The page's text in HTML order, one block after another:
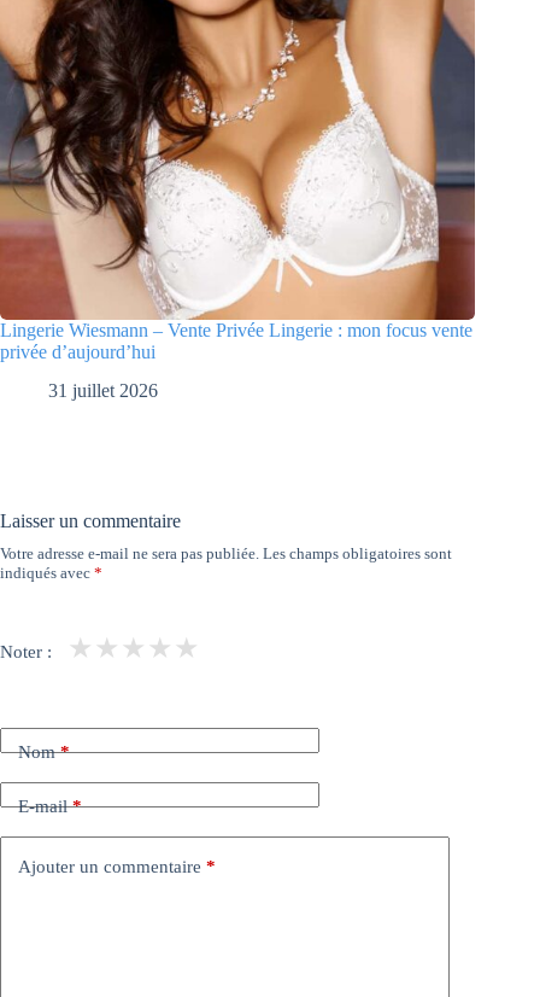
Lingerie Wiesmann – Vente Privée Lingerie : mon focus vente
privée d’aujourd’hui
31 juillet 2026
Laisser un commentaire
Votre adresse e-mail ne sera pas publiée. Les champs obligatoires sont
indiqués avec *
Noter : ★
★
★
★
★
Nom*
E-mail*
Ajouter un commentaire *